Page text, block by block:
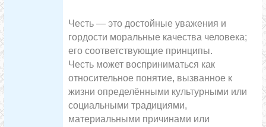
Честь — это достойные уважения и
гордости моральные качества человека;
его соответствующие принципы.
Честь может восприниматься как
относительное понятие, вызванное к
жизни определёнными культурными или
социальными традициями,
материальными причинами или